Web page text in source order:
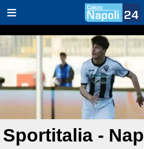
Sportitalia -